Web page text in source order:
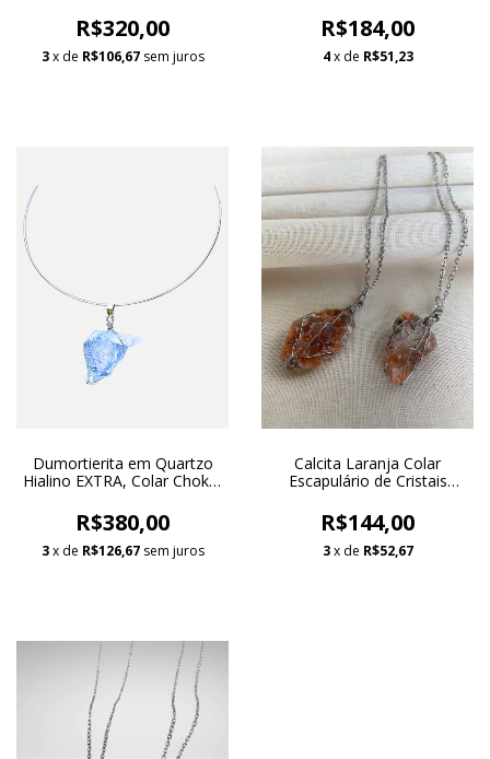
Orgânicos Ródio Branco
Banho
R$320,00
3 x de R$106,67 sem juros
R$184,00
4 x de R$51,23
Dumortierita em Quartzo
Hialino EXTRA, Colar Choker
R$380,00
3 x de R$126,67 sem juros
Calcita Laranja Colar
Escapulário de Cristais
R$144,00
3 x de R$52,67